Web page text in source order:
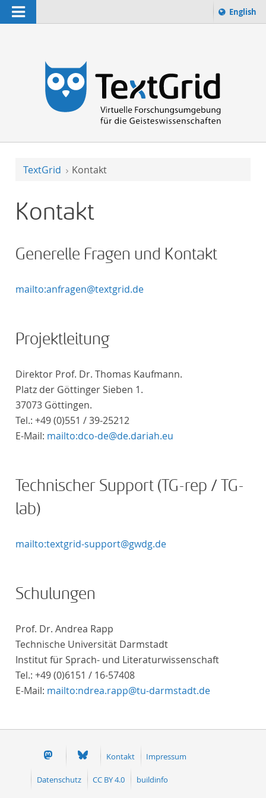
Navigation
zur Suche
Sprache
English
TextGrid Kontakt
Kontakt
Generelle Fragen und Kontakt
mailto:anfragen@textgrid.de
Projektleitung
Direktor Prof. Dr. Thomas Kaufmann.
Platz der Göttinger Sieben 1.
37073 Göttingen.
Tel.: +49 (0)551 / 39-25212
E-Mail: mailto:dco-de@de.dariah.eu
Technischer Support (TG-rep / TG-
lab)
mailto:textgrid-support@gwdg.de
Schulungen
Prof. Dr. Andrea Rapp
Technische Universität Darmstadt
Institut für Sprach- und Literaturwissenschaft
Tel.: +49 (0)6151 / 16-57408
E-Mail: mailto:ndrea.rapp@tu-darmstadt.de
Kontakt Impressum
Datenschutz CC BY 4.0 buildinfo